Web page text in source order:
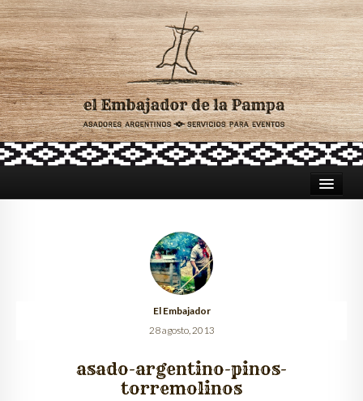
ASADORES PARA CATERING
TRADICIÓN ARGENTINA
El Embajador
28 agosto, 2013
asado-argentino-pinos-
torremolinos